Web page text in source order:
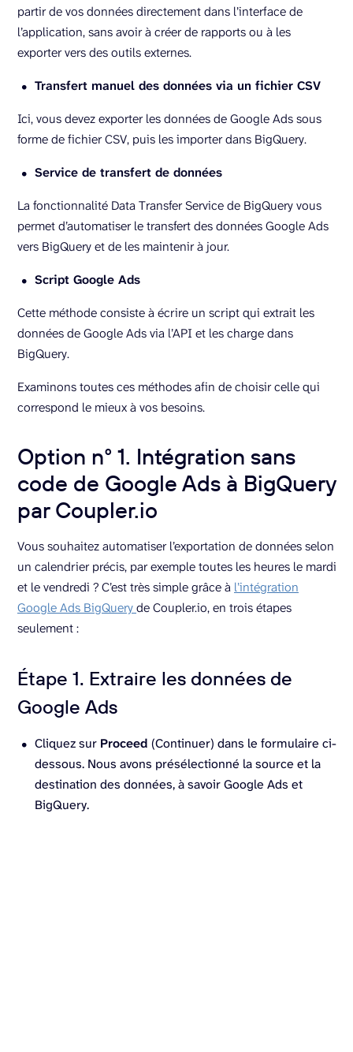
partir de vos données directement dans l’interface de
l’application, sans avoir à créer de rapports ou à les
exporter vers des outils externes.
Transfert manuel des données via un fichier CSV
Ici, vous devez exporter les données de Google Ads sous
forme de fichier CSV, puis les importer dans BigQuery.
Service de transfert de données
La fonctionnalité Data Transfer Service de BigQuery vous
permet d’automatiser le transfert des données Google Ads
vers BigQuery et de les maintenir à jour.
Script Google Ads
Cette méthode consiste à écrire un script qui extrait les
données de Google Ads via l’API et les charge dans
BigQuery.
Examinons toutes ces méthodes afin de choisir celle qui
correspond le mieux à vos besoins.
Option n° 1. Intégration sans
code de Google Ads à BigQuery
par Coupler.io
Vous souhaitez automatiser l’exportation de données selon
un calendrier précis, par exemple toutes les heures le mardi
et le vendredi ? C’est très simple grâce à l’intégration
Google Ads BigQueryde Coupler.io, en trois étapes
seulement :
Étape 1. Extraire les données de
Google Ads
Cliquez sur Proceed (Continuer) dans le formulaire ci-
dessous. Nous avons présélectionné la source et la
destination des données, à savoir Google Ads et
BigQuery.